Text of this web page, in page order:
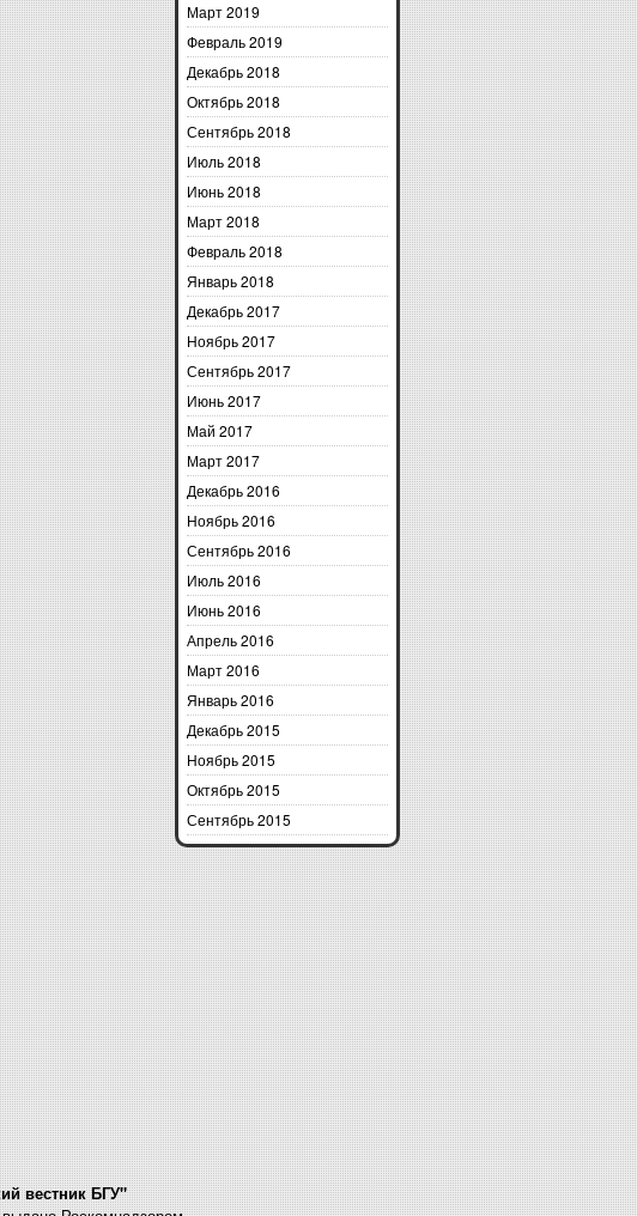
Март 2019
Февраль 2019
Декабрь 2018
Октябрь 2018
Сентябрь 2018
Июль 2018
Июнь 2018
Март 2018
Февраль 2018
Январь 2018
Декабрь 2017
Ноябрь 2017
Сентябрь 2017
Июнь 2017
Май 2017
Март 2017
Декабрь 2016
Ноябрь 2016
Сентябрь 2016
Июль 2016
Июнь 2016
Апрель 2016
Март 2016
Январь 2016
Декабрь 2015
Ноябрь 2015
Октябрь 2015
Сентябрь 2015
вестник БГУ"